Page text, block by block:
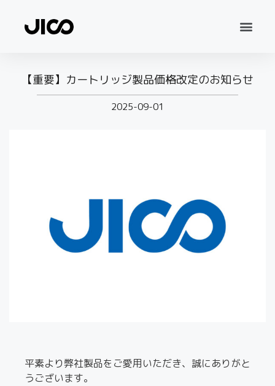
【重要】カートリッジ製品価格改定のお知らせ
2025-09-01
平素より弊社製品をご愛用いただき、誠にありがと
うございます。